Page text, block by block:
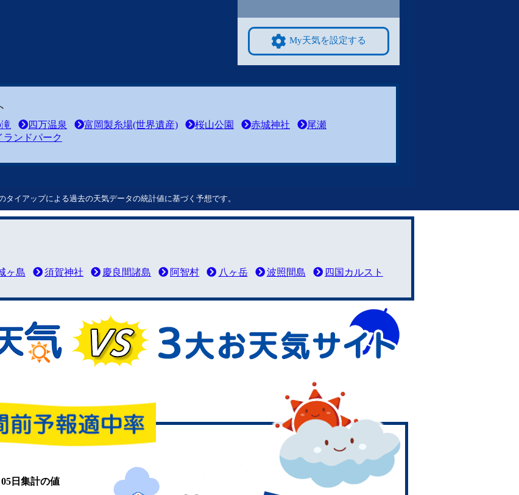
My天気を設定する
四万温泉 富岡製糸場(世界遺産) 桜山公園 赤城神社
尾瀬
ランドパーク
イアップによる過去の天気データの統計値に基づく予想です。
ヶ島 須賀神社 慶良間諸島 阿智村 八ヶ岳 波照間島 四国カルスト
日集計の値